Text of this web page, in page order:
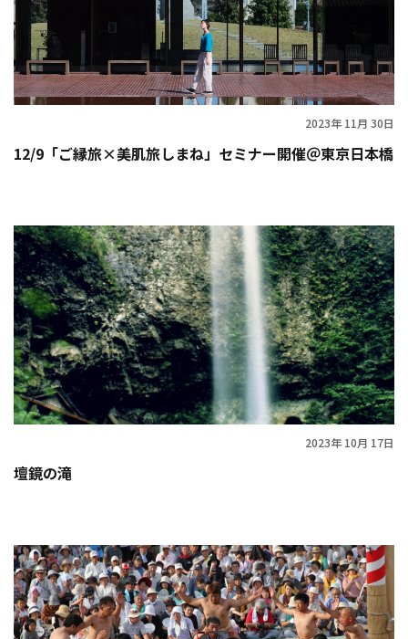
2023年 11月 30日
12/9「ご縁旅×美肌旅しまね」セミナー開催＠東京日本橋
2023年 10月 17日
壇鏡の滝